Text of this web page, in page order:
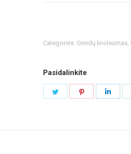
Categories: Grindų linoleumas,
Pasidalinkite
Share